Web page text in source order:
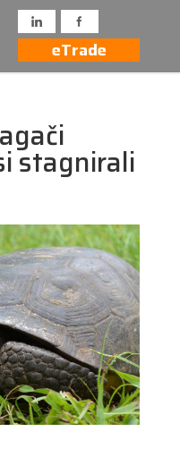
eTrade
stagnirali